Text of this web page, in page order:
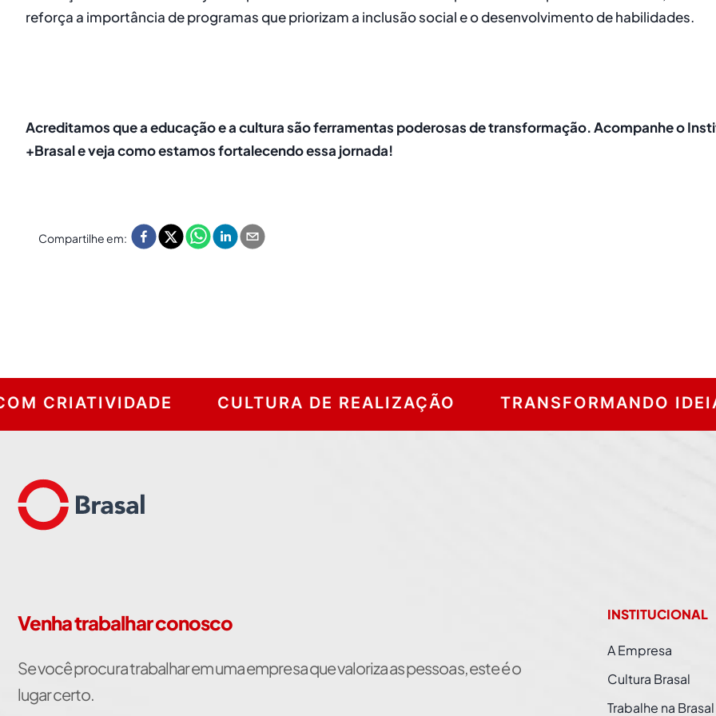
reforça a importância de programas que priorizam a inclusão social e o desenvolvimento de habilidades.
Acreditamos que a educação e a cultura são ferramentas poderosas de transformação. Acompanhe o
+Brasal e veja como estamos fortalecendo essa jornada!
Compartilhe em:
CULTURA DE REALIZAÇÃO TRANSFORMANDO IDEIAS EM
Venha trabalhar conosco
Se você procura trabalhar em uma empresa que valoriza as pessoas, este é o
lugar certo.
INSTITUCIONAL
A Empresa
Cultura Brasal
Trabalhe na Brasal